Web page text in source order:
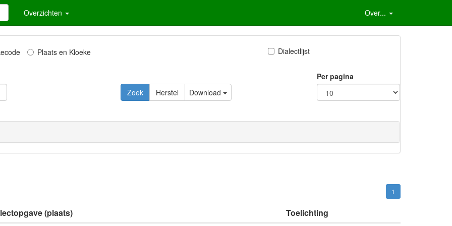
Overzichten Over...
Plaats en Kloeke Dialectlijst
Download
Per pagina
1
(plaats) Toelichting